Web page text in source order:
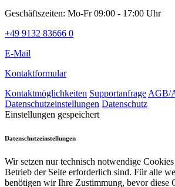
Geschäftszeiten: Mo-Fr 09:00 - 17:00 Uhr
+49 9132 83666 0
E-Mail
Kontaktformular
Kontaktmöglichkeiten Supportanfrage AGB/
Datenschutzeinstellungen Datenschutz
Einstellungen gespeichert
Datenschutzeinstellungen
Wir setzen nur technisch notwendige
Betrieb der Seite erforderlich sind. Für alle
benötigen wir Ihre Zustimmung, bevor diese